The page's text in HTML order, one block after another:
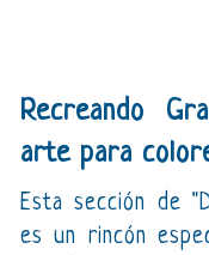
Recreando
arte para
Esta sección de
es un rincón